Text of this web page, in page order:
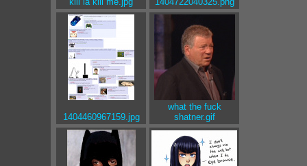
1404460967159.jpg
what the fuck
shatner.gif